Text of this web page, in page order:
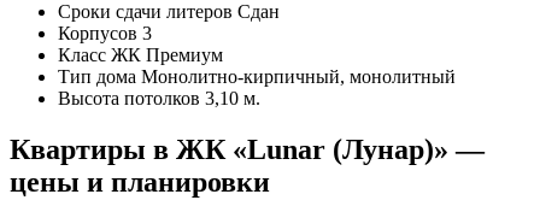
Сроки сдачи литеров Сдан
Корпусов 3
Класс ЖК Премиум
Тип дома Монолитно-кирпичный, монолитный
Высота потолков 3,10 м.
Квартиры в ЖК «Lunar (Лунар)» —
цены и планировки